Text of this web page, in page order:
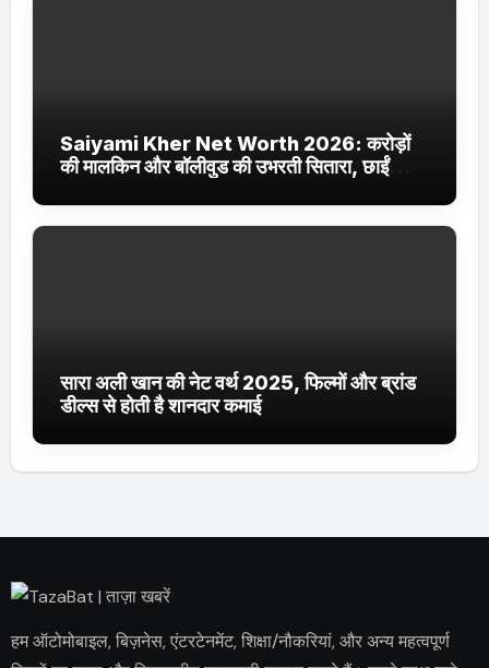
Saiyami Kher Net Worth 2026: करोड़ों
की मालकिन और बॉलीवुड की उभरती सितारा, छाईं
सारा अली खान की नेट वर्थ 2025, फिल्मों और ब्रांड
डील्स से होती है शानदार कमाई
हम ऑटोमोबाइल, बिज़नेस, एंटरटेनमेंट, शिक्षा/नौकरियां, और अन्य महत्वपूर्ण